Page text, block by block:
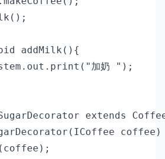
addMilk(){
加奶 ");
extends
coffee)